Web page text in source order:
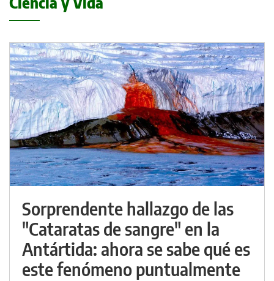
Sorprendente hallazgo de las
"Cataratas de sangre" en la
Antártida: ahora se sabe qué es
este fenómeno puntualmente